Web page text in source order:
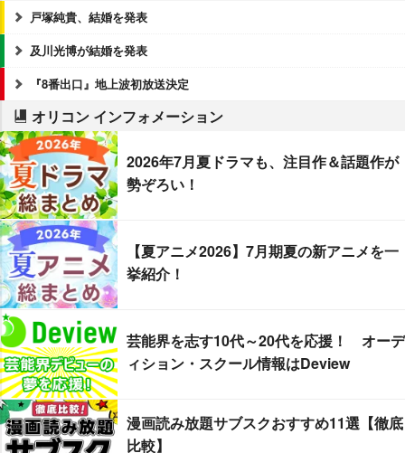
戸塚純貴、結婚を発表
及川光博が結婚を発表
『8番出口』地上波初放送決定
オリコン インフォメーション
2026年7月夏ドラマも、注目作＆話題作が
勢ぞろい！
【夏アニメ2026】7月期夏の新アニメを一
挙紹介！
芸能界を志す10代～20代を応援！ オーデ
ィション・スクール情報はDeview
漫画読み放題サブスクおすすめ11選【徹底
比較】